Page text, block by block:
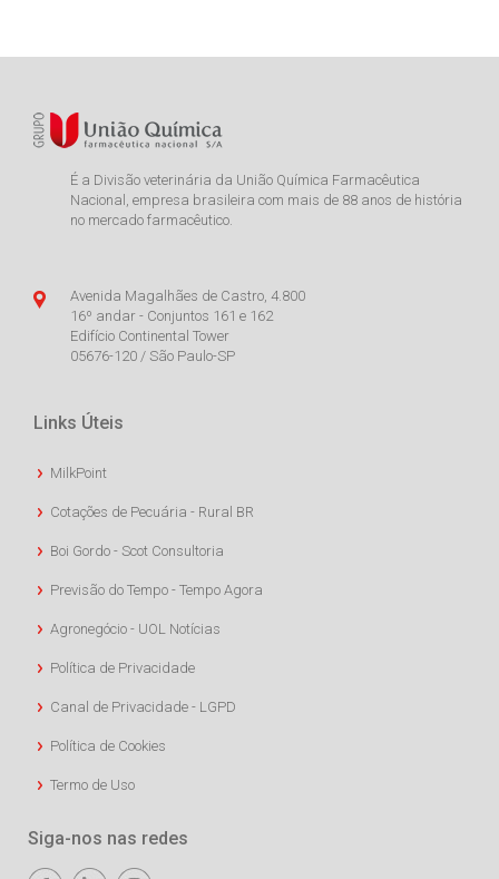
É a Divisão veterinária da União Química Farmacêutica
Nacional, empresa brasileira com mais de 88 anos de história
no mercado farmacêutico.
Avenida Magalhães de Castro, 4.800
16º andar - Conjuntos 161 e 162
Edifício Continental Tower
05676-120 / São Paulo-SP
Links Úteis
MilkPoint
Cotações de Pecuária - Rural BR
Boi Gordo - Scot Consultoria
Previsão do Tempo - Tempo Agora
Agronegócio - UOL Notícias
Política de Privacidade
Canal de Privacidade - LGPD
Política de Cookies
Termo de Uso
Siga-nos nas redes